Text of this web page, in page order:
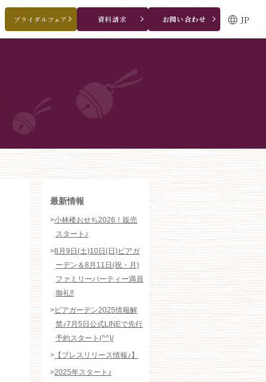
ブライダルフェア 資料請求 お問い合わせ
0120-166-088
12：00〜20：00
JP
最新情報
>小林楼おせち2026！販売
スタート♪
>8月9日(土)10日(日)ビアガ
ーデン＆8月11日(祝・月)
ファミリーパーティー満員
御礼‼️
>ビアガーデン2025情報解
禁♪7月5日公式LINEで先行
予約スタート(^^)/
> 【プレスリリース情報♪】
>2025年スタート♪